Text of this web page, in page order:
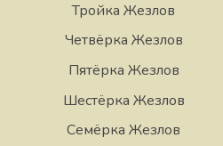
Тройка Жезлов
Четвёрка Жезлов
Пятёрка Жезлов
Шестёрка Жезлов
Семёрка Жезлов